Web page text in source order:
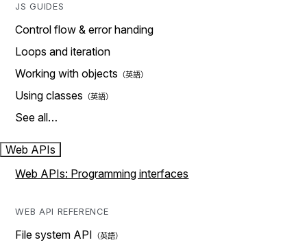
JS GUIDES
Control flow & error handing
Loops and iteration
Working with objects
Using classes
See all…
Web APIs
Web APIs: Programming interfaces
WEB API REFERENCE
File system API